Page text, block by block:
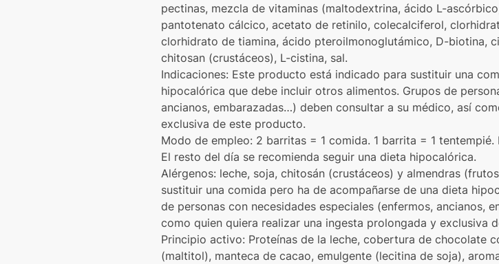
pectinas, mezcla de vitaminas (maltodextrina, ácido L-
pantotenato cálcico, acetato de retinilo, colecalciferol,
clorhidrato de tiamina, ácido pteroilmonoglutámico, D-biotina,
chitosan (crustáceos), L-cistina, sal.
Indicaciones: Este producto está indicado para sustituir una
hipocalórica que debe incluir otros alimentos. Grupos de
ancianos, embarazadas…) deben consultar a su médico, así
exclusiva de este producto.
Modo de empleo: 2 barritas = 1 comida. 1 barrita = 1
El resto del día se recomienda seguir una dieta hipocalórica.
Alérgenos: leche, soja, chitosán (crustáceos) y almendras
sustituir una comida pero ha de acompañarse de una dieta
de personas con necesidades especiales (enfermos, ancianos,
como quien quiera realizar una ingesta prolongada y exclusiva
Principio activo: Proteínas de la leche, cobertura de chocolate
(maltitol), manteca de cacao, emulgente (lecitina de soja),